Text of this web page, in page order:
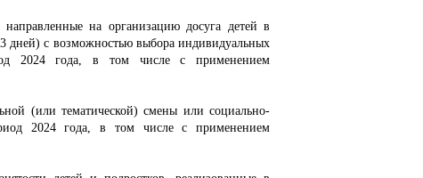
на организацию досуга детей в
дней) с возможностью выбора индивидуальных
2024 года, в том числе с применением
(или тематической) смены или социально-
2024 года, в том числе с применением